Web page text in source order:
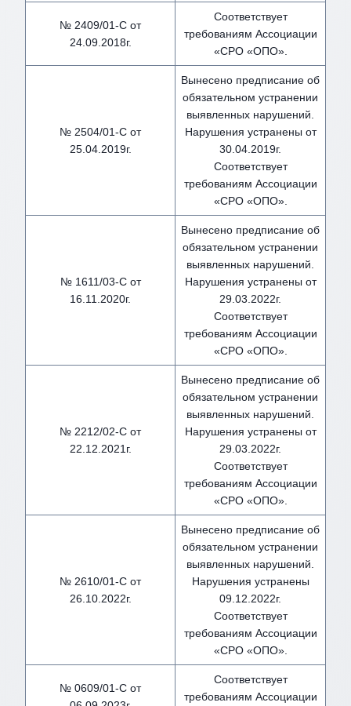
№ 2409/01-С от
24.09.2018г.
Соответствует
требованиям Ассоциации
«СРО «ОПО».
№ 2504/01-С от
25.04.2019г.
Вынесено предписание об
обязательном устранении
выявленных нарушений.
Нарушения устранены от
30.04.2019г.
Соответствует
требованиям Ассоциации
«СРО «ОПО».
№ 1611/03-С от
16.11.2020г.
Вынесено предписание об
обязательном устранении
выявленных нарушений.
Нарушения устранены от
29.03.2022г.
Соответствует
требованиям Ассоциации
«СРО «ОПО».
№ 2212/02-С от
22.12.2021г.
Вынесено предписание об
обязательном устранении
выявленных нарушений.
Нарушения устранены от
29.03.2022г.
Соответствует
требованиям Ассоциации
«СРО «ОПО».
№ 2610/01-С от
26.10.2022г.
Вынесено предписание об
обязательном устранении
выявленных нарушений.
Нарушения устранены
09.12.2022г.
Соответствует
требованиям Ассоциации
«СРО «ОПО».
№ 0609/01-С от
Соответствует
требованиям Ассоциации